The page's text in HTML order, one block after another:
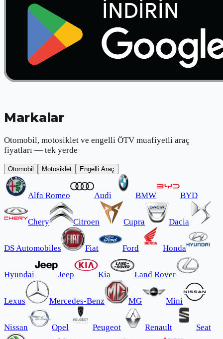
Markalar
Otomobil, motosiklet ve engelli ÖTV muafiyetli araç
fiyatları — tek yerde
Otomobil Motosiklet Engelli Araç
Alfa Romeo Audi BMW BYD
Chery Citroen Cupra Dacia
DS Automobiles Fiat Ford Honda
Hyundai Jeep Kia Land Rover
Lexus Mercedes-Benz MG Mini
Nissan Opel Peugeot Renault Seat